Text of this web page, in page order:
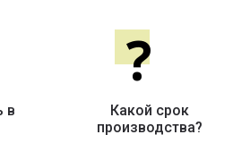
в
?
Какой срок
производства?